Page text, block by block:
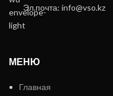
Эл.почта: info@vso.kz
МЕНЮ
Главная